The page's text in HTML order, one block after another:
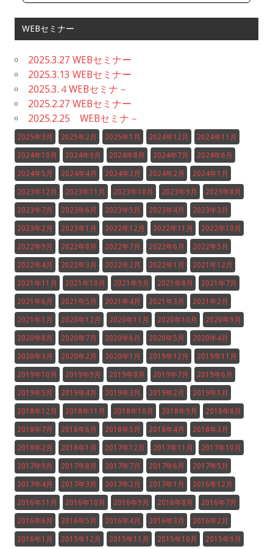
WEBセミナー
2025.3.27 WEBセミナー
2025.3.13 WEBセミナー
2025.3.４WEBセミナ－
2025.2.27 WEBセミナー
2025.2.25 WEBセミナ－
2025年3月 2025年2月 2025年1月 2024年12月 2024年11月
2024年10月 2024年9月 2024年8月 2024年7月 2024年6月
2024年5月 2024年4月 2024年3月 2024年2月 2024年1月
2023年12月 2023年11月 2023年10月 2023年9月 2023年8月
2023年7月 2023年6月 2023年5月 2023年4月 2023年3月
2023年2月 2023年1月 2022年12月 2022年11月 2022年10月
2022年9月 2022年8月 2022年7月 2022年6月 2022年5月
2022年4月 2022年3月 2022年2月 2022年1月 2021年12月
2021年11月 2021年10月 2021年9月 2021年8月 2021年7月
2021年6月 2021年5月 2021年4月 2021年3月 2021年2月
2021年1月 2020年12月 2020年11月 2020年10月 2020年9月
2020年8月 2020年7月 2020年6月 2020年5月 2020年4月
2020年3月 2020年2月 2020年1月 2019年12月 2019年11月
2019年10月 2019年9月 2019年8月 2019年7月 2019年6月
2019年5月 2019年4月 2019年3月 2019年2月 2019年1月
2018年12月 2018年11月 2018年10月 2018年9月 2018年8月
2018年7月 2018年6月 2018年5月 2018年4月 2018年3月
2018年2月 2018年1月 2017年12月 2017年11月 2017年10月
2017年9月 2017年8月 2017年7月 2017年6月 2017年5月
2017年4月 2017年3月 2017年2月 2017年1月 2016年12月
2016年11月 2016年10月 2016年9月 2016年8月 2016年7月
2016年6月 2016年5月 2016年4月 2016年3月 2016年2月
2016年1月 2015年12月 2015年11月 2015年10月 2015年9月